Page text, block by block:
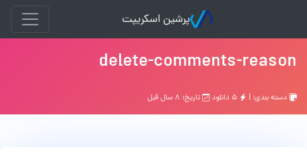
پرشین اسکریپت
delete-comments-reason
دسته بندی: | تاریخ: ۸ سال قبل